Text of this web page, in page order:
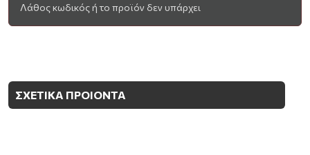
Λάθος κωδικός ή το προϊόν δεν υπάρχει
ΣΧΕΤΙΚΑ ΠΡΟΙΟΝΤΑ